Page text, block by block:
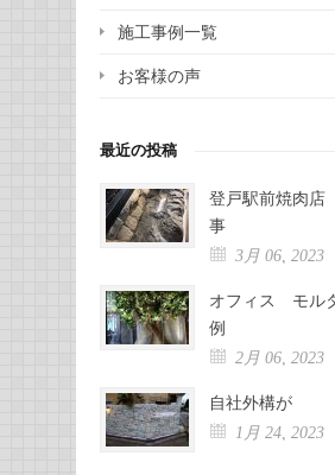
施工事例一覧
お客様の声
最近の投稿
登戸駅前焼肉
事
3月 06, 2023
オフィス モル
例
2月 06, 2023
自社外構が
1月 24, 2023